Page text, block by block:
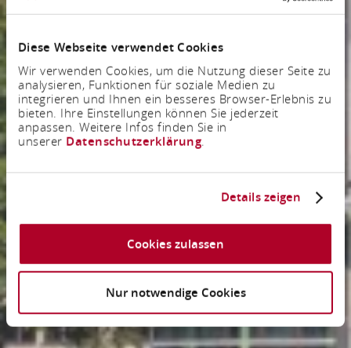
Diese Webseite verwendet Cookies
Wir verwenden Cookies, um die Nutzung dieser Seite zu
analysieren, Funktionen für soziale Medien zu
integrieren und Ihnen ein besseres Browser-Erlebnis zu
bieten. Ihre Einstellungen können Sie jederzeit
anpassen. Weitere Infos finden Sie in
unserer Datenschutzerklärung.
Details zeigen
Cookies zulassen
Nur notwendige Cookies